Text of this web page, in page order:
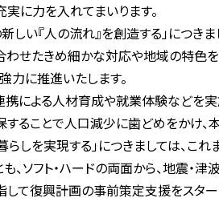
に力を入れてまいります。
しい『人の流れ』を創造する」につ
合わせたきめ細かな対応や地域の特
力に推進いたします。
携による人材育成や就業体験などを
ることで人口減少に歯どめをかけ、
らしを実現する」につきましては、
、ソフト・ハードの両面から、地震
て復興計画の事前策定支援をスタ